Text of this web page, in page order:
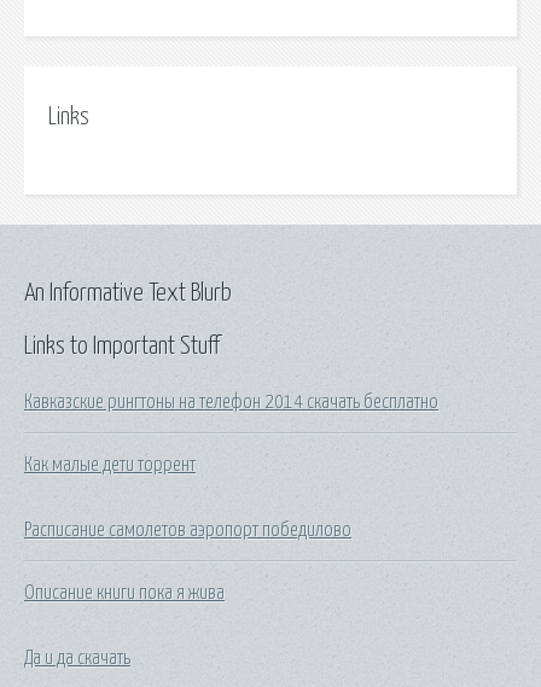
Links
Links to Important Stuff
Кавказские рингтоны на телефон 2014 скачать бесплатно
Как малые дети торрент
Расписание самолетов аэропорт победилово
Описание книги пока я жива
Да и да скачать
An Informative Text Blurb